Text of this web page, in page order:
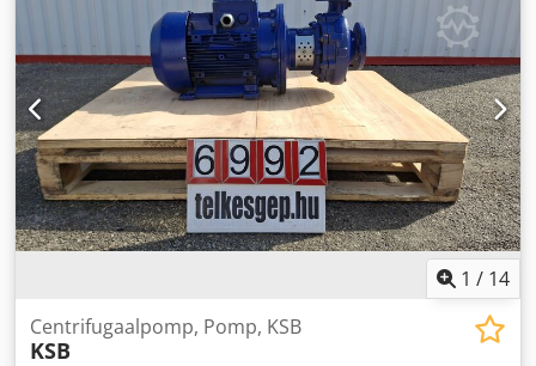
1 / 14
Centrifugaalpomp, Pomp, KSB
KSB